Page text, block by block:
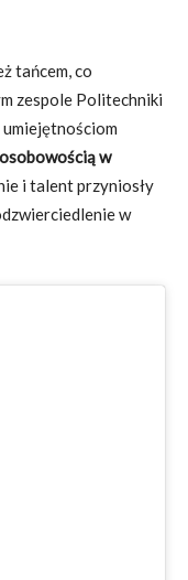
tańcem, co
zespole Politechniki
w
i talent przyniosły
w